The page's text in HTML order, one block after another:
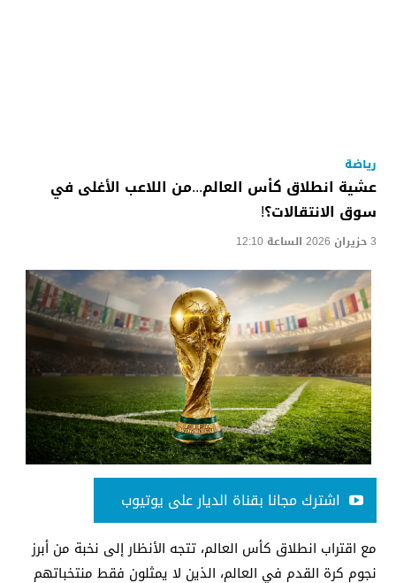
رياضة
عشية انطلاق كأس العالم...من اللاعب الأغلى في
سوق الانتقالات؟!
3 حزيران 2026 الساعة 12:10
اشترك مجانا بقناة الديار على يوتيوب
مع اقتراب انطلاق كأس العالم، تتجه الأنظار إلى نخبة من أبرز
نجوم كرة القدم في العالم، الذين لا يمثلون فقط منتخباتهم